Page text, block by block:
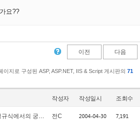
요??
이전 다음
이지로 구성된 ASP, ASP.NET, IIS & Script 게시판의 71
작성자 작성일시 조회수
html tag를 없애는 정규식에서의 궁금증 전C 2004-04-30 7,191